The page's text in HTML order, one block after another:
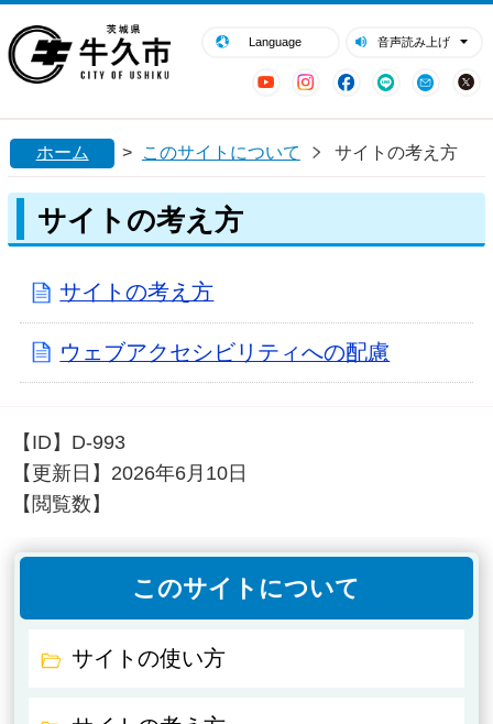
Language 音声読み上げ
YouTubeInstagram
Facebook
LINE Mail
閉じる
ホーム > このサイトについて サイトの考え方
サイトの考え方
サイトの考え方
ウェブアクセシビリティへの配慮
【ID】 D-993
【更新日】 2026年6月10日
【閲覧数】
このサイトについて
サイトの使い方